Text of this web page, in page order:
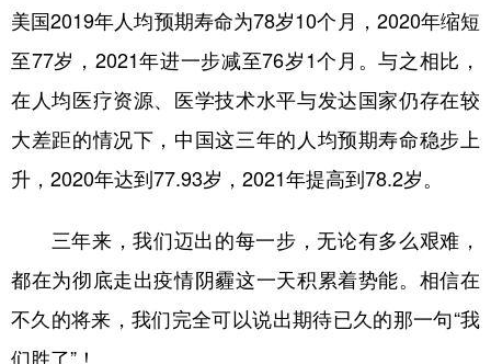
美国2019年人均预期寿命为78岁10个月，2020年缩短
至77岁，2021年进一步减至76岁1个月。与之相比，
在人均医疗资源、医学技术水平与发达国家仍存在较
大差距的情况下，中国这三年的人均预期寿命稳步上
升，2020年达到77.93岁，2021年提高到78.2岁。
三年来，我们迈出的每一步，无论有多么艰难，
都在为彻底走出疫情阴霾这一天积累着势能。相信在
不久的将来，我们完全可以说出期待已久的那一句“我
们胜了”！